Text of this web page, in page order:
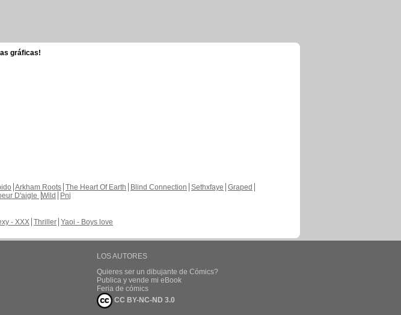
gráficas!
Arkham Roots The Heart Of Earth Blind Connection Sethxfaye Graped
D'aigle Wild
Pnj
- XXX Thriller Yaoi - Boys love
LOS AUTORES
Quieres ser un dibujante de Cómics?
Publica y vende mi eBook
Feria de cómics
CC BY-NC-ND 3.0